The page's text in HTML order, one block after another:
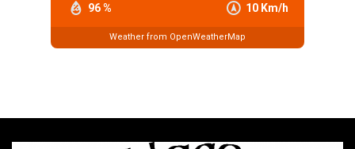
96 % 10 Km/h
Weather from OpenWeatherMap